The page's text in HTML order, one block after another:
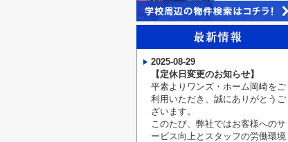
2025-08-29
【定休日変更のお知らせ】
平素よりワンズ・ホーム岡崎をご
利用いただき、誠にありがとうご
ざいます。
このたび、弊社ではお客様へのサ
ービス向上とスタッフの労働環境